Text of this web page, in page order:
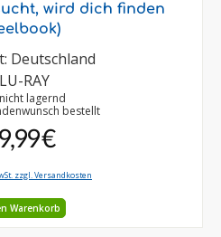
wird dich finden
Deutschland
RAY
nicht lagernd
bestellt
€
zzgl. Versandkosten
Warenkorb